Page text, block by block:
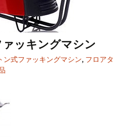
ッキングマシン
ン式ファッキングマシン, フロアタ